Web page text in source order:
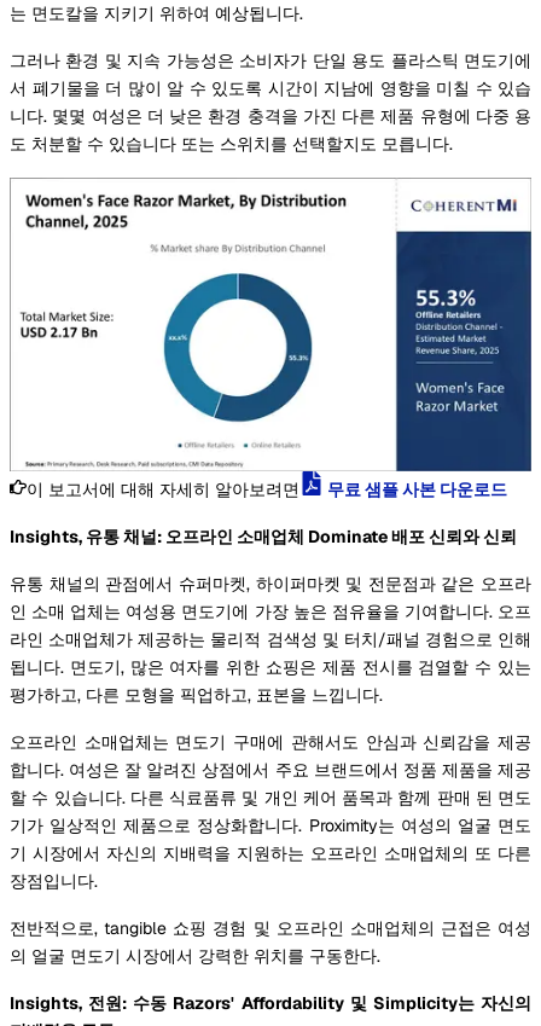
는 면도칼을 지키기 위하여 예상됩니다.
그러나 환경 및 지속 가능성은 소비자가 단일 용도 플라스틱 면도기에
서 폐기물을 더 많이 알 수 있도록 시간이 지남에 영향을 미칠 수 있습
니다. 몇몇 여성은 더 낮은 환경 충격을 가진 다른 제품 유형에 다중 용
도 처분할 수 있습니다 또는 스위치를 선택할지도 모릅니다.
이 보고서에 대해 자세히 알아보려면 무료 샘플 사본 다운로드
Insights, 유통 채널: 오프라인 소매업체 Dominate 배포 신뢰와 신뢰
유통 채널의 관점에서 슈퍼마켓, 하이퍼마켓 및 전문점과 같은 오프라
인 소매 업체는 여성용 면도기에 가장 높은 점유율을 기여합니다. 오프
라인 소매업체가 제공하는 물리적 검색성 및 터치/패널 경험으로 인해
됩니다. 면도기, 많은 여자를 위한 쇼핑은 제품 전시를 검열할 수 있는
평가하고, 다른 모형을 픽업하고, 표본을 느낍니다.
오프라인 소매업체는 면도기 구매에 관해서도 안심과 신뢰감을 제공
합니다. 여성은 잘 알려진 상점에서 주요 브랜드에서 정품 제품을 제공
할 수 있습니다. 다른 식료품류 및 개인 케어 품목과 함께 판매 된 면도
기가 일상적인 제품으로 정상화합니다. Proximity는 여성의 얼굴 면도
기 시장에서 자신의 지배력을 지원하는 오프라인 소매업체의 또 다른
장점입니다.
전반적으로, tangible 쇼핑 경험 및 오프라인 소매업체의 근접은 여성
의 얼굴 면도기 시장에서 강력한 위치를 구동한다.
Insights, 전원: 수동 Razors' Affordability 및 Simplicity는 자신의